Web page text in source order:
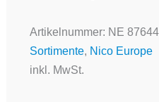
Artikelnummer: NE 87644
Sortimente, Nico Europe
inkl. MwSt.